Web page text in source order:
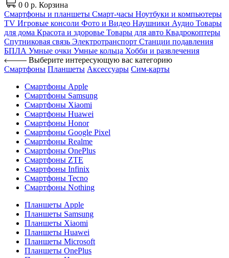
0 0 р. Корзина
Смартфоны и планшеты Смарт-часы Ноутбуки и компьютеры
TV Игровые консоли Фото и Видео Наушники Аудио Товары
для дома Красота и здоровье Товары для авто Квадрокоптеры
Спутниковая связь Электротранспорт Станции подавления
БПЛА Умные очки Умные кольца Хобби и развлечения
Выберите интересующую вас категорию
Смартфоны Планшеты Аксессуары Сим-карты
Смартфоны Apple
Смартфоны Samsung
Смартфоны Xiaomi
Смартфоны Huawei
Смартфоны Honor
Смартфоны Google Pixel
Смартфоны Realme
Смартфоны OnePlus
Смартфоны ZTE
Смартфоны Infinix
Смартфоны Tecno
Смартфоны Nothing
Планшеты Apple
Планшеты Samsung
Планшеты Xiaomi
Планшеты Huawei
Планшеты Microsoft
Планшеты OnePlus